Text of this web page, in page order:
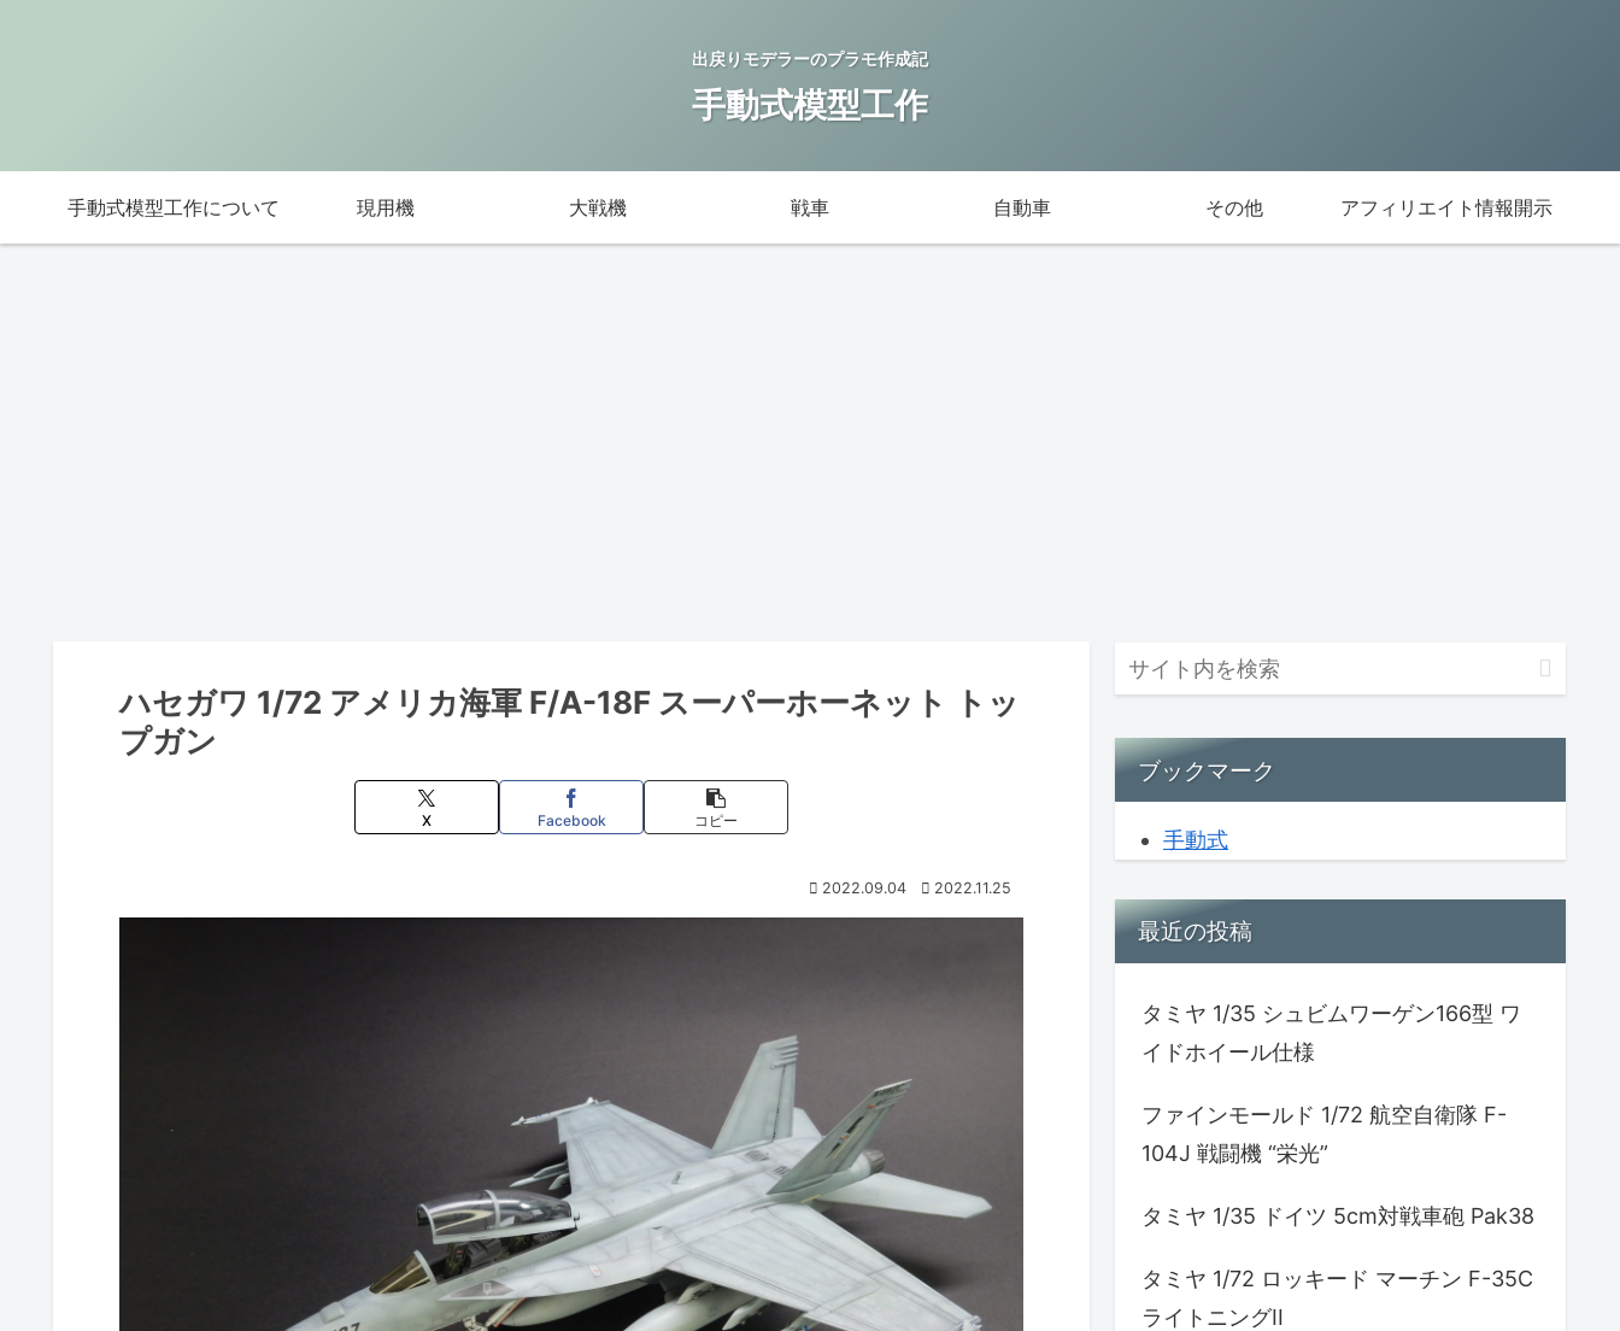
出戻りモデラーのプラモ作成記
手動式模型工作
手動式模型工作について 現用機 大戦機 戦車 自動車 その他 アフィリエイト情報開示
ハセガワ 1/72 アメリカ海軍 F/A-18F スーパーホーネット トッ
プガン
X Facebook コピー
2022.09.04 2022.11.25
ブックマーク
手動式
最近の投稿
タミヤ 1/35 シュビムワーゲン166型 ワ
イドホイール仕様
ファインモールド 1/72 航空自衛隊 F-
104J 戦闘機 “栄光”
タミヤ 1/35 ドイツ 5cm対戦車砲 Pak38
タミヤ 1/72 ロッキード マーチン F-35C
ライトニングII